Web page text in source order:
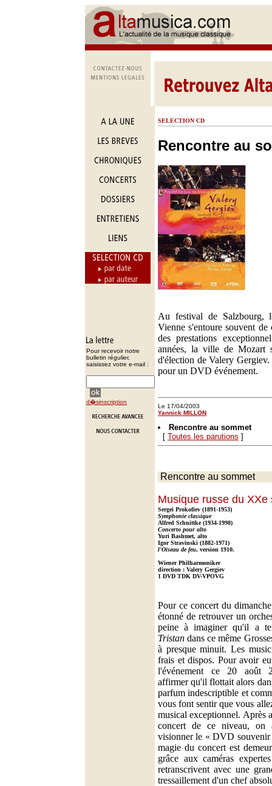
Pour recevoir notre
bulletin régulier,
saisissez votre e-mail :
d�sinscription
SELECTION CD
Rencontre au
Au festival de Salzbourg,
Vienne s'entoure souvent
des prestations
années, la ville de Mozart
d'élection de Valery
pour un DVD événement.
Le 17/04/2003
Yannick MILLON
Rencontre au sommet
[ Toutes les parutions ]
Rencontre au sommet
Musique russe du XXe
Sergei Prokofiev (1891-1953)
Symphonie classique
Alfred Schnittke (1934-1998)
Concerto pour alto
Yuri Bashmet, alto
Igor Stravinski (1882-1971)
l'Oiseau de feu, version 1910.
Wiener Philharmoniker
direction : Valery Gergiev
1 DVD TDK DV-VPOVG
Pour ce concert du
étonné de retrouver un
peine à imaginer qu'il a
Tristan dans ce même
à presque minuit. Les
frais et dispos. Pour avoir
l'événement ce 20 août
affirmer qu'il flottait alors
parfum indescriptible et
vous font sentir que vous
musical exceptionnel. Après
concert de ce niveau, on
visionner le « DVD
magie du concert est
grâce aux caméras
retranscrivent avec une
tressaillement d'un chef